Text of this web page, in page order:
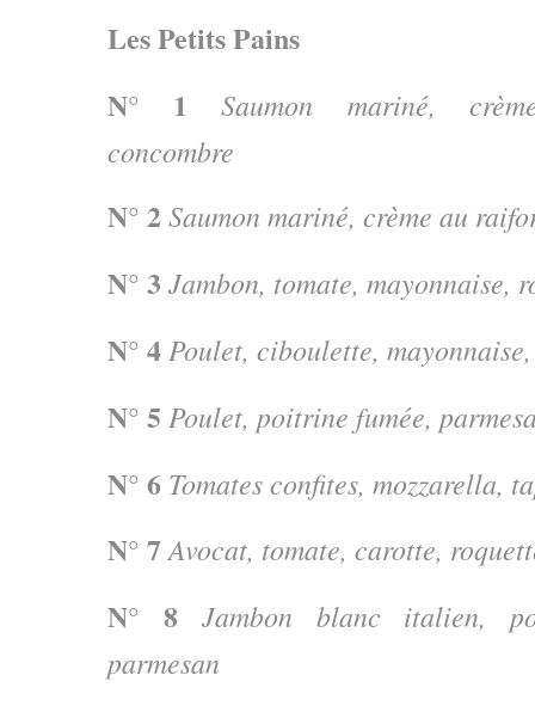
Les Petits Pains
N° 1
Saumon mariné,
concombre
N° 2Saumon mariné, crème au
N° 3 Jambon, tomate, mayonnaise,
N° 4 Poulet, ciboulette,
N° 5 Poulet, poitrine fumée,
N° 6 Tomates confites, mozzarella,
N° 7Avocat, tomate, carotte,
N° 8 Jambon blanc italien,
parmesan